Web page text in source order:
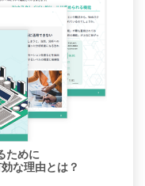
ために
な理由とは？